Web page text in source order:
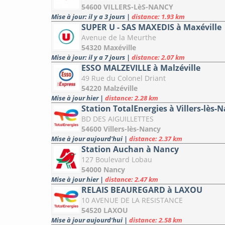
54600 VILLERS-LèS-NANCY
Mise à jour: il y a 3 jours | distance: 1.93 km
SUPER U - SAS MAXEDIS à Maxéville
Avenue de la Meurthe
54320 Maxéville
Mise à jour: il y a 7 jours | distance: 2.07 km
ESSO MALZEVILLE à Malzéville
49 Rue du Colonel Driant
54220 Malzéville
Mise à jour hier | distance: 2.28 km
Station TotalEnergies à Villers-lès-
BD DES AIGUILLETTES
54600 Villers-lès-Nancy
Mise à jour aujourd'hui | distance: 2.37 km
Station Auchan à Nancy
127 Boulevard Lobau
54000 Nancy
Mise à jour hier | distance: 2.47 km
RELAIS BEAUREGARD à LAXOU
10 AVENUE DE LA RESISTANCE
54520 LAXOU
Mise à jour aujourd'hui | distance: 2.58 km